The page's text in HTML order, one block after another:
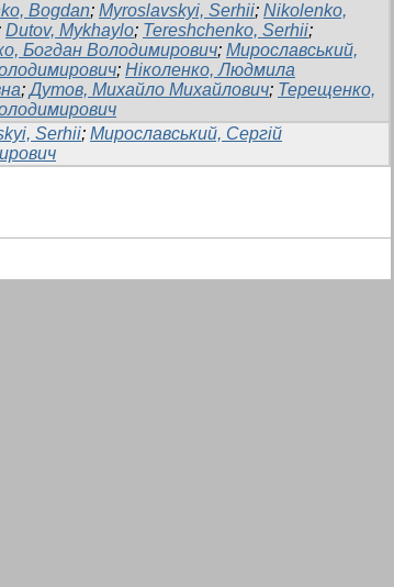
Bogdan; Myroslavskyi, Serhii; Nikolenko,
Dutov, Mykhaylo; Tereshchenko, Serhii;
Богдан Володимирович; Мирославський,
; Ніколенко, Людмила
;Дутов, Михайло Михайлович; Терещенко,
Serhii; Мирославський, Сергій